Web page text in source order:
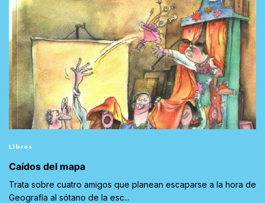
Libros
Caídos del mapa
Trata sobre cuatro amigos que planean escaparse a la hora de
Geografía al sótano de la esc...